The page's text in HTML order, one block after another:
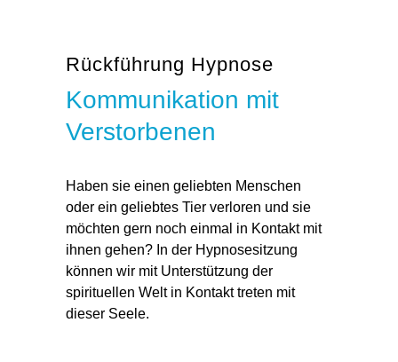
Rückführung Hypnose
Kommunikation mit
Verstorbenen
Haben sie einen geliebten Menschen
oder ein geliebtes Tier verloren und sie
möchten gern noch einmal in Kontakt mit
ihnen gehen? In der Hypnosesitzung
können wir mit Unterstützung der
spirituellen Welt in Kontakt treten mit
dieser Seele.